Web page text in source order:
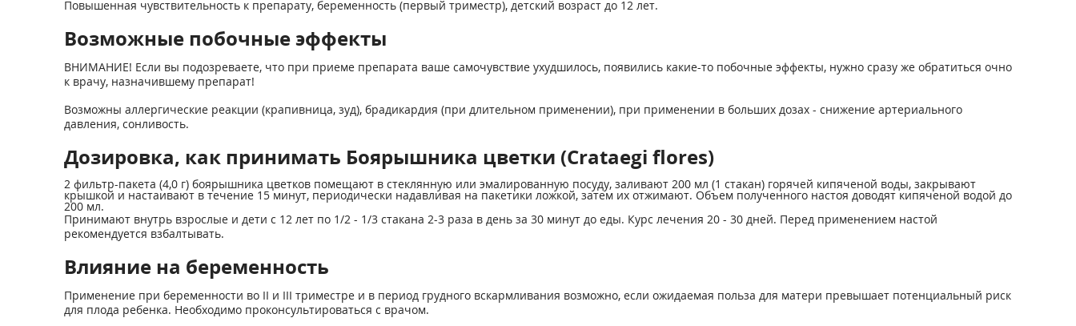
Повышенная чувствительность к препарату, беременность (первый триместр), детский возраст до 12 лет.
Возможные побочные эффекты
ВНИМАНИЕ! Если вы подозреваете, что при приеме препарата ваше самочувствие ухудшилось, появились какие-то побочные эффекты, нужно сразу же обратиться очно
к врачу, назначившему препарат!
Возможны аллергические реакции (крапивница, зуд), брадикардия (при длительном применении), при применении в больших дозах - снижение артериального
давления, сонливость.
Дозировка, как принимать Боярышника цветки (Crataegi flores)
2 фильтр-пакета (4,0 г) боярышника цветков помещают в стеклянную или эмалированную посуду, заливают 200 мл (1 стакан) горячей кипяченой воды, закрывают
крышкой и настаивают в течение 15 минут, периодически надавливая на пакетики ложкой, затем их отжимают. Объем полученного настоя доводят кипяченой водой до
200 мл.
Принимают внутрь взрослые и дети с 12 лет по 1/2 - 1/3 стакана 2-3 раза в день за 30 минут до еды. Курс лечения 20 - 30 дней. Перед применением настой
рекомендуется взбалтывать.
Влияние на беременность
Применение при беременности во II и III триместре и в период грудного вскармливания возможно, если ожидаемая польза для матери превышает потенциальный риск
для плода ребенка. Необходимо проконсультироваться с врачом.